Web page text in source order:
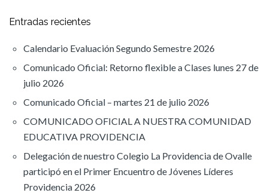
Entradas recientes
Calendario Evaluación Segundo Semestre 2026
Comunicado Oficial: Retorno flexible a Clases lunes 27 de
julio 2026
Comunicado Oficial – martes 21 de julio 2026
COMUNICADO OFICIAL A NUESTRA COMUNIDAD
EDUCATIVA PROVIDENCIA
Delegación de nuestro Colegio La Providencia de Ovalle
participó en el Primer Encuentro de Jóvenes Líderes
Providencia 2026